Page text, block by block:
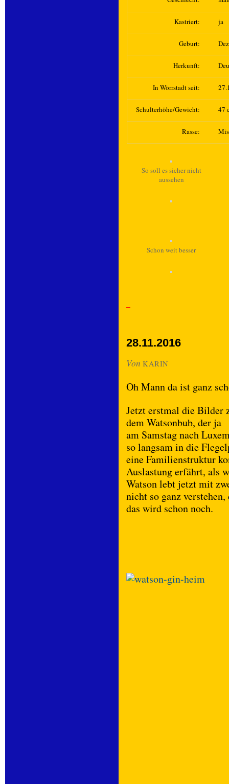
Kastriert: ja
Geburt:
Herkunft:
In Wörrstadt seit:
Schulterhöhe/Gewicht: 47
Rasse:
So soll es sicher nicht
aussehen
Schon weit besser
28.11.2016
Von KARIN
Oh Mann da ist ganz
Jetzt erstmal die Bilder
dem Watsonbub, der ja
am Samstag nach
so langsam in die
eine Familienstruktur
Auslastung erfährt, als
Watson lebt jetzt mit
nicht so ganz
das wird schon noch.